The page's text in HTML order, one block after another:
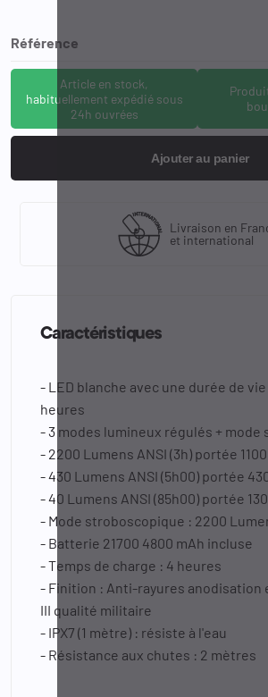
Référence
Article en stock,
habituellement expédié sous
24h ouvrées
Ajouter au panier
Livraison en
et international
Caractéristiques
- LED blanche avec une durée de
heures
- 3 modes lumineux régulés + mode
- 2200 Lumens ANSI (3h) portée
- 430 Lumens ANSI (5h00) portée
- 40 Lumens ANSI (85h00) portée
- Mode stroboscopique : 2200
- Batterie 21700 4800 mAh incluse
- Temps de charge : 4 heures
- Finition : Anti-rayures anodisation
III qualité militaire
- IPX7 (1 mètre) : résiste à l'eau
- Résistance aux chutes : 2 mètres